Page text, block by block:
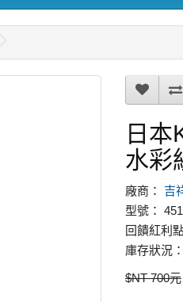
日本
水彩
廠商： 吉
型號：
回饋紅利
庫存狀況
$NT 700元